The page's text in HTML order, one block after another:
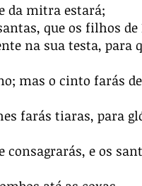
da mitra estará;
que os filhos
na sua testa, para
mas o cinto farás
farás tiaras, para
consagrarás, e os